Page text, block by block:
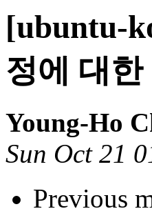
[ubuntu-
정에 대한
Young-Ho
Sun Oct 21
Previous